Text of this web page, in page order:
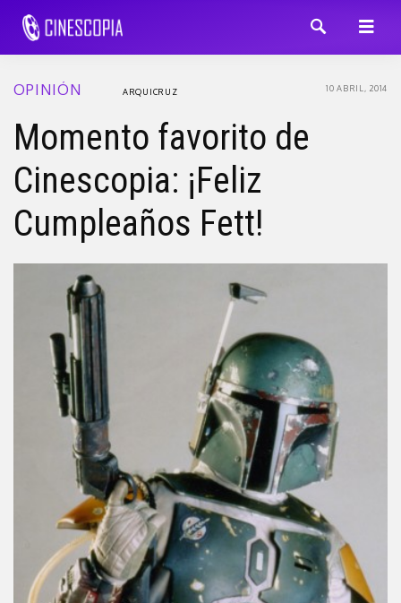
OPINIÓN 10 ABRIL, 2014
ARQUICRUZ
Momento favorito de
Cinescopia: ¡Feliz
Cumpleaños Fett!